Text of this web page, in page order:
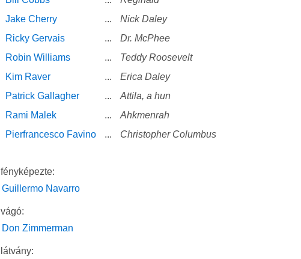
Jake Cherry
...
Nick Daley
Ricky Gervais
...
Dr. McPhee
Robin Williams
...
Teddy Roosevelt
Kim Raver
...
Erica Daley
Patrick Gallagher
...
Attila, a hun
Rami Malek
...
Ahkmenrah
Pierfrancesco Favino
... Christopher Columbus
fényképezte:
Guillermo Navarro
vágó:
Don Zimmerman
látvány: